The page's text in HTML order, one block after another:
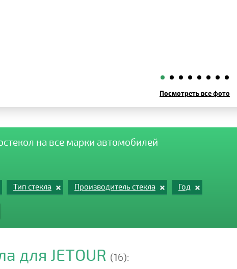
Посмотреть все фото
на все марки автомобилей
Тип стекла Производитель стекла Год
для JETOUR (16):